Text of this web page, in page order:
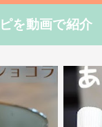
を動画で紹介